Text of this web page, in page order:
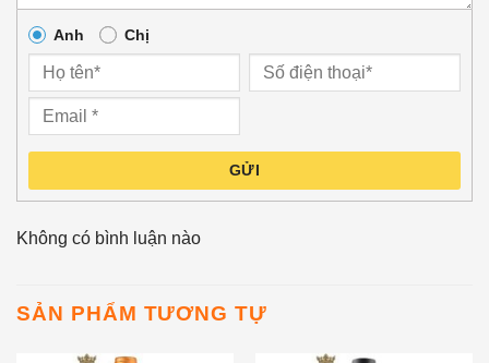
Anh Chị
GỬI
Không có bình luận nào
SẢN PHẨM TƯƠNG TỰ